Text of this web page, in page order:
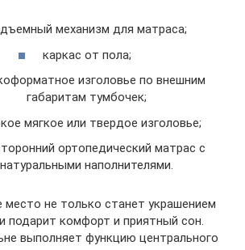
механизм для матраса;
каркас от пола;
изголовье по внешним
габаритам тумбочек;
мягкое или твердое изголовье;
ортопедический матрас с
натуральными наполнителями.
место не только станет украшением
подарит комфорт и приятный сон.
выполняет функцию центрального